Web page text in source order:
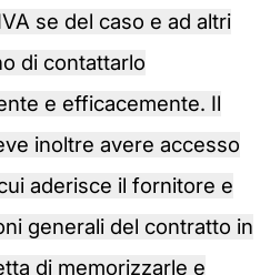
se del caso e ad altri
di contattarlo
e efficacemente. Il
inoltre avere accesso
aderisce il fornitore e
generali del contratto in
di memorizzarle e